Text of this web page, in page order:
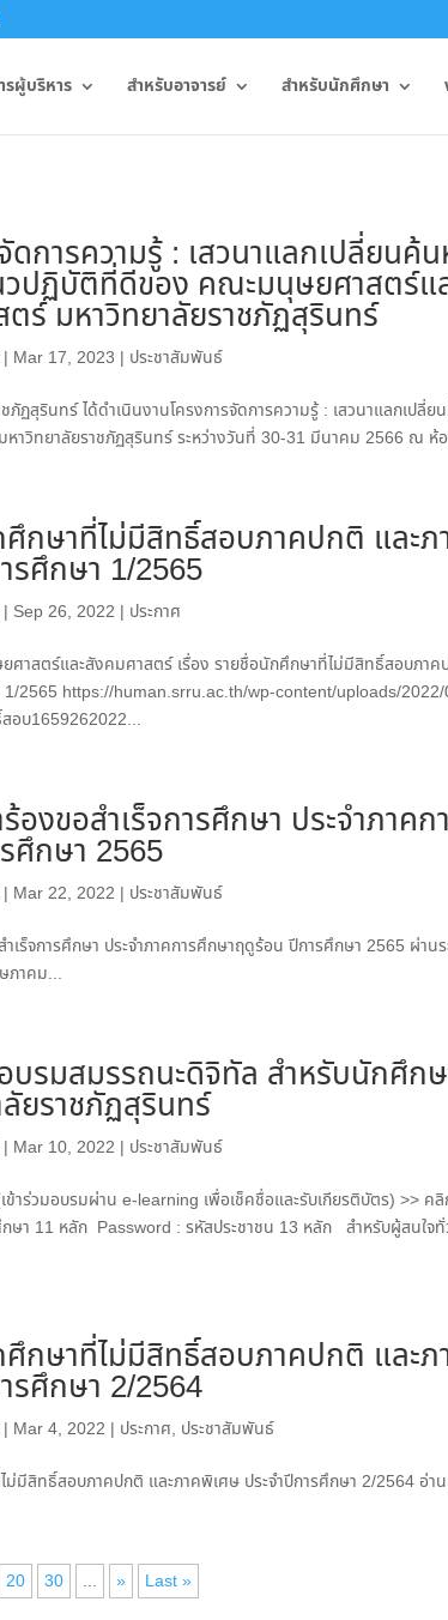
ผู้บริหาร สำหรับอาจารย์ สำหรับนักศึกษา
ดการความรู้ : เสวนาแลกเปลี่ยนค้น
ปฏิบัติที่ดีของ คณะมนุษยศาสตร์แ
ร์ มหาวิทยาลัยราชภัฏสุรินทร์
| Mar 17, 2023 | ประชาสัมพันธ์
สุรินทร์ ได้ดำเนินงานโครงการจัดการความรู้ : เสวนาแลกเปลี่
วิทยาลัยราชภัฏสุรินทร์ ระหว่างวันที่ 30-31 มีนาคม 2566 ณ ห้อ
กษาที่ไม่มีสิทธิ์สอบภาคปกติ และภ
รศึกษา 1/2565
| Sep 26, 2022 | ประกาศ
ศาสตร์และสังคมศาสตร์ เรื่อง รายชื่อนักศึกษาที่ไม่มีสิทธิ์สอบภาค
1/2565 https://human.srru.ac.th/wp-content/uploads/2022/
อบ1659262022...
องขอสำเร็จการศึกษา ประจำภาค
ศึกษา 2565
| Mar 22, 2022 | ประชาสัมพันธ์
เร็จการศึกษา ประจำภาคการศึกษาฤดูร้อน ปีการศึกษา 2565 ผ่าน
ภาคม...
บรมสมรรถนะดิจิทัล สำหรับนักศึก
ยราชภัฏสุรินทร์
| Mar 10, 2022 | ประชาสัมพันธ์
ข้าร่วมอบรมผ่าน e-learning เพื่อเช็คชื่อและรับเกียรติบัตร) >> คลิ
ษา 11 หลัก Password : รหัสประชาชน 13 หลัก สำหรับผู้สนใจทั่
กษาที่ไม่มีสิทธิ์สอบภาคปกติ และภ
รศึกษา 2/2564
| Mar 4, 2022 | ประกาศ, ประชาสัมพันธ์
ม่มีสิทธิ์สอบภาคปกติ และภาคพิเศษ ประจำปีการศึกษา 2/2564 อ่า
20 30 ... » Last »